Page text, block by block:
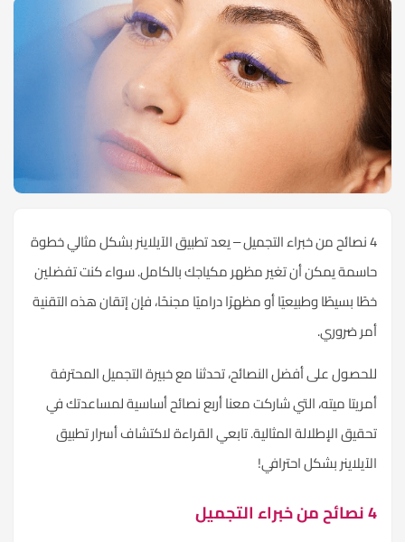
4 نصائح من خبراء التجميل – يعد تطبيق الآيلاينر بشكل مثالي خطوة
حاسمة يمكن أن تغير مظهر مكياجك بالكامل. سواء كنت تفضلين
خطًا بسيطًا وطبيعيًا أو مظهرًا دراميًا مجنحًا، فإن إتقان هذه التقنية
أمر ضروري.
للحصول على أفضل النصائح، تحدثنا مع خبيرة التجميل المحترفة
أمريتا ميته، التي شاركت معنا أربع نصائح أساسية لمساعدتك في
تحقيق الإطلالة المثالية. تابعي القراءة لاكتشاف أسرار تطبيق
الآيلاينر بشكل احترافي!
4 نصائح من خبراء التجميل